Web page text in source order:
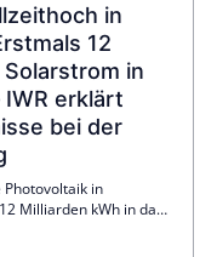
in
12
in
erklärt
bei der
Photovoltaik in
Milliarden kWh in das